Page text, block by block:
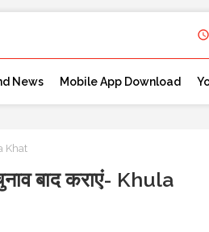
News Mobile App Download
Khat
बाद कराएं- Khula